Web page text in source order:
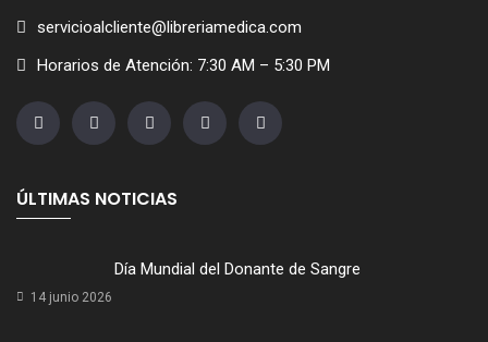
servicioalcliente@libreriamedica.com
Horarios de Atención: 7:30 AM – 5:30 PM
ÚLTIMAS NOTICIAS
Día Mundial del Donante de Sangre
14 junio 2026